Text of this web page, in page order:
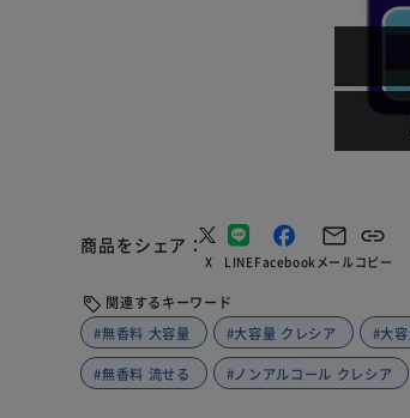
商品をシェア
X LINEFacebookメールコピー
関連するキーワード
#無香料 大容量
#大容量 クレシア #大
#無香料 流せる #ノンアルコール クレシア